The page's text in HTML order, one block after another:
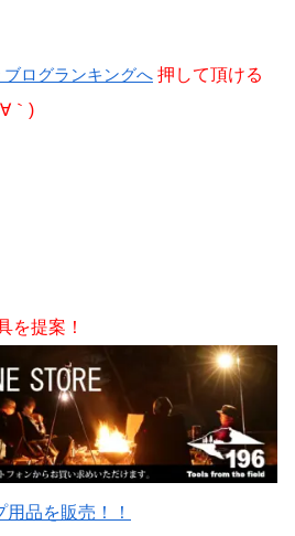
ログランキングへ 押して頂ける
｀)
を提案！
品を販売！！